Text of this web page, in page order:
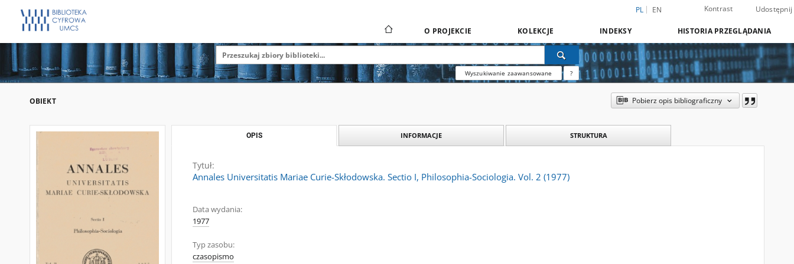
PL EN Kontrast Udostępnij
O PROJEKCIE KOLEKCJE INDEKSY HISTORIA PRZEGLĄDANIA
Wyszukiwanie zaawansowane ?
OBIEKT Pobierz opis bibliograficzny
OPIS INFORMACJE STRUKTURA
Tytuł:
Annales Universitatis Mariae Curie-Skłodowska. Sectio I, Philosophia-Sociologia. Vol. 2 (1977)
Data wydania:
1977
Typ zasobu:
czasopismo